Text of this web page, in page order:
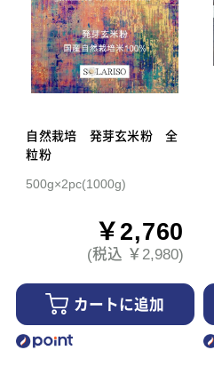
自然栽培 発芽玄米粉 全
粒粉
500g×2pc(1000g)
￥2,760
(税込 ￥2,980)
カートに追加